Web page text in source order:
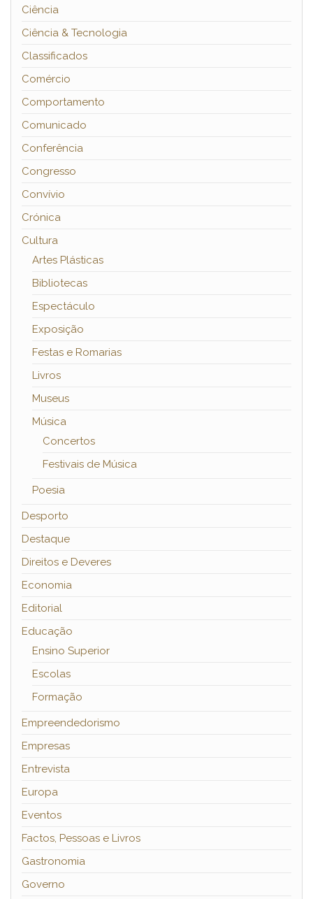
Ciência
Ciência & Tecnologia
Classificados
Comércio
Comportamento
Comunicado
Conferência
Congresso
Convívio
Crónica
Cultura
Artes Plásticas
Bibliotecas
Espectáculo
Exposição
Festas e Romarias
Livros
Museus
Música
Concertos
Festivais de Música
Poesia
Desporto
Destaque
Direitos e Deveres
Economia
Editorial
Educação
Ensino Superior
Escolas
Formação
Empreendedorismo
Empresas
Entrevista
Europa
Eventos
Factos, Pessoas e Livros
Gastronomia
Governo